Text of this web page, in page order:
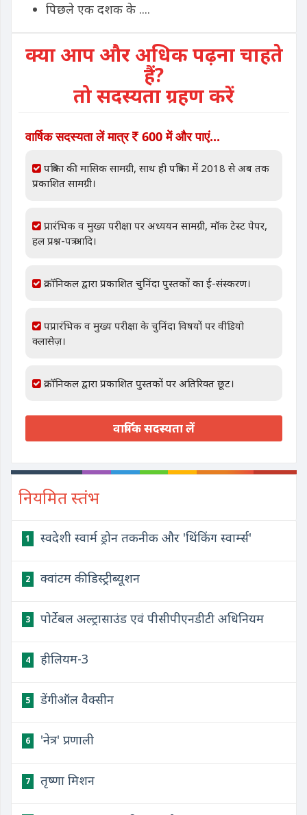
पिछले एक दशक के ....
क्या आप और अधिक पढ़ना चाहते
हैं?
तो सदस्यता ग्रहण करें
वार्षिक सदस्यता लें मात्र 600 में और पाएं...
पत्रिका की मासिक सामग्री, साथ ही पत्रिका में 2018 से अब तक
प्रकाशित सामग्री।
प्रारंभिक व मुख्य परीक्षा पर अध्ययन सामग्री, मॉक टेस्ट पेपर,
हल प्रश्न-पत्र आदि।
क्रॉनिकल द्वारा प्रकाशित चुनिंदा पुस्तकों का ई-संस्करण।
पप्रारंभिक व मुख्य परीक्षा के चुनिंदा विषयों पर वीडियो
क्लासेज़।
क्रॉनिकल द्वारा प्रकाशित पुस्तकों पर अतिरिक्त छूट।
वार्षिक सदस्यता लें
नियमित स्तंभ
1 स्वदेशी स्वार्म ड्रोन तकनीक और 'थिंकिंग स्वार्म्स'
2 क्वांटम की डिस्ट्रीब्यूशन
3 पोर्टेबल अल्ट्रासाउंड एवं पीसीपीएनडीटी अधिनियम
4 हीलियम-3
5 डेंगीऑल वैक्सीन
6 'नेत्र' प्रणाली
7 तृष्णा मिशन